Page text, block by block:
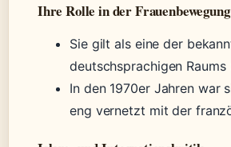
Ihre Rolle in der Frauenbewegung
Sie gilt als eine der
deutschsprachigen Raums
In den 1970er Jahren war
eng vernetzt mit der